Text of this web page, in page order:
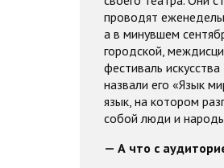
проводят
а в минувшем
городской,
фестиваль
назвали его «Язык
язык, на котором
собой люди и
— А что с